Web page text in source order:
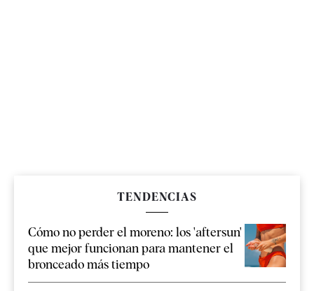
TENDENCIAS
Cómo no perder el moreno: los 'aftersun'
que mejor funcionan para mantener el
bronceado más tiempo